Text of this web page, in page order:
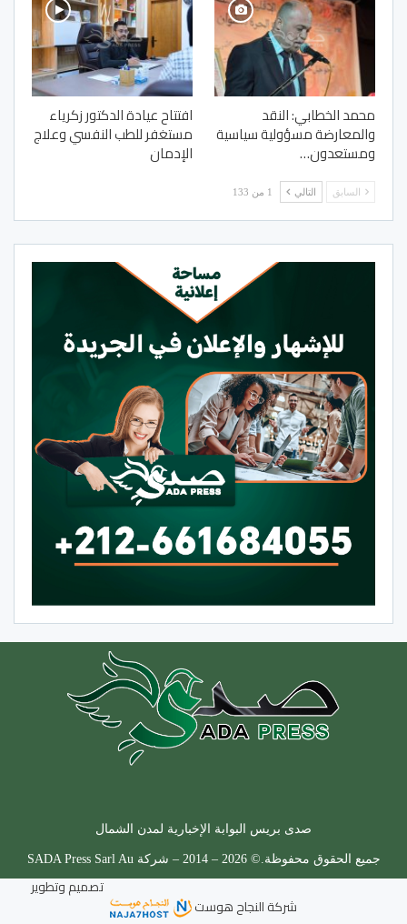
محمد الخطابي: النقد
والمعارضة مسؤولية سياسية
ومستعدون…
افتتاح عيادة الدكتور زكرياء
مستغفر للطب النفسي وعلاج
الإدمان
السابق التالي 1 من 133
صدى بريس البوابة الإخبارية لمدن الشمال
جميع الحقوق محفوظة.© 2026 – 2014 – شركة SADA Press Sarl Au
تصميم وتطوير
شركةالنجاح هوست